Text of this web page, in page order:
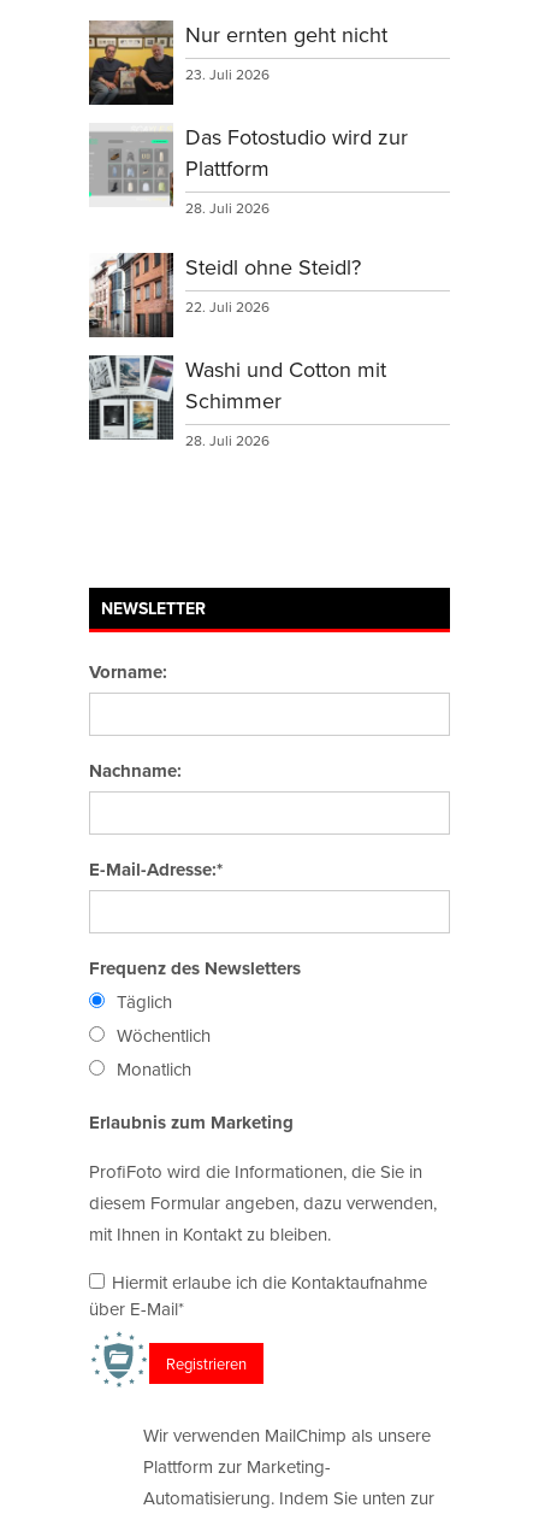
Nur ernten geht nicht
23. Juli 2026
Das Fotostudio wird zur
Plattform
28. Juli 2026
Steidl ohne Steidl?
22. Juli 2026
Washi und Cotton mit
Schimmer
28. Juli 2026
NEWSLETTER
Vorname:
Nachname:
E-Mail-Adresse:*
Frequenz des Newsletters
Täglich
Wöchentlich
Monatlich
Erlaubnis zum Marketing
ProfiFoto wird die Informationen, die Sie in
diesem Formular angeben, dazu verwenden,
mit Ihnen in Kontakt zu bleiben.
Hiermit erlaube ich die Kontaktaufnahme
über E-Mail*
Wir verwenden MailChimp als unsere
Plattform zur Marketing-
Automatisierung. Indem Sie unten zur